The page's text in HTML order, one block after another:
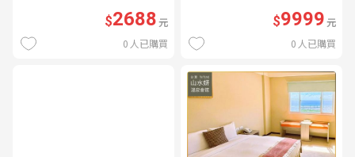
$2688元
0 人已購買
優惠券（無補色） (MO)
$9999元
0 人已購買